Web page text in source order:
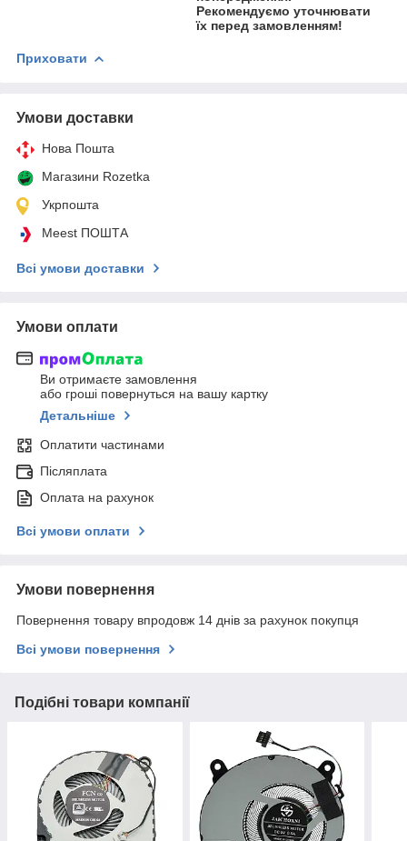
Рекомендуємо уточнювати
їх перед замовленням!
Приховати
Умови доставки
Нова Пошта
Магазини Rozetka
Укрпошта
Meest ПОШТА
Всі умови доставки
Умови оплати
Ви отримаєте замовлення
або гроші повернуться на вашу картку
Детальніше
Оплатити частинами
Післяплата
Оплата на рахунок
Всі умови оплати
Умови повернення
Повернення товару впродовж 14 днів за рахунок покупця
Всі умови повернення
Подібні товари компанії